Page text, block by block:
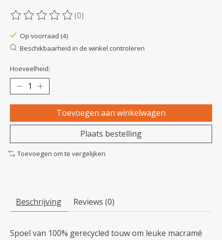
De beoordeling van dit product is
(0)
Op voorraad (4)
Beschikbaarheid in de winkel controleren
Hoeveelheid:
Toevoegen aan winkelwagen
Plaats bestelling
Toevoegen om te vergelijken
Beschrijving Reviews (0)
Spoel van 100% gerecycled touw om leuke macramé